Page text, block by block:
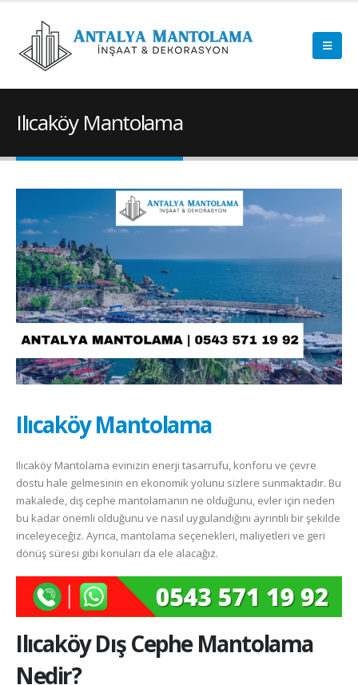
Ilıcaköy Mantolama
Ilıcaköy Mantolama
Ilıcaköy Mantolama evinizin enerji tasarrufu, konforu ve çevre
dostu hale gelmesinin en ekonomik yolunu sizlere sunmaktadır. Bu
makalede, dış cephe mantolamanın ne olduğunu, evler için neden
bu kadar önemli olduğunu ve nasıl uygulandığını ayrıntılı bir şekilde
inceleyeceğiz. Ayrıca, mantolama seçenekleri, maliyetleri ve geri
dönüş süresi gibi konuları da ele alacağız.
IlıcaköyDış Cephe Mantolama
Nedir?